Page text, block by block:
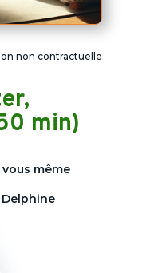
non contractuelle
min)
même